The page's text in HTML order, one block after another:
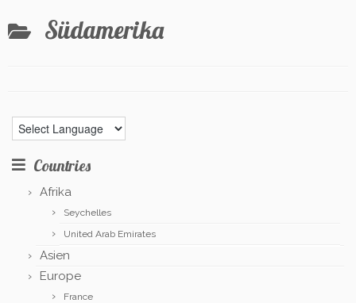
Südamerika
Countries
Afrika
Seychelles
United Arab Emirates
Asien
Europe
France